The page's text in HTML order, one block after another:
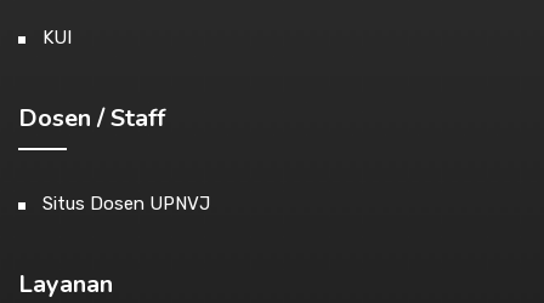
KUI
Dosen / Staff
Situs Dosen UPNVJ
Layanan